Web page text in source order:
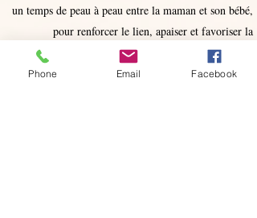
un temps de peau à peau entre la maman et son bébé,
pour renforcer le lien, apaiser et favoriser la
connexion
un moment de calme et d’intégration en fin de séance
Phone Email Facebook